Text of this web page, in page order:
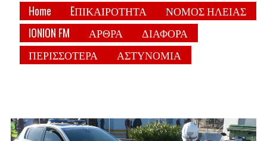
Home EΠΙΚΑΙΡΟΤΗΤΑ
ΝΟΜΟΣ ΗΛΕΙΑΣ
IONION FM
ΑΡΘΡΑ
ΔΙΑΦΟΡΑ
ΠΕΡΙΣΣΟΤΕΡΑ
ΑΣΤΥΝΟΜΙΑ